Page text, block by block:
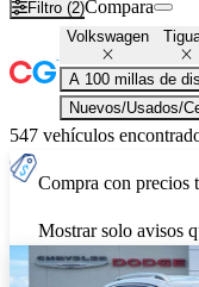
Filtro (2)Compara
Volkswagen
A 100 millas de
Nuevos/Usados/
547 vehículos
Compra con precios
Mostrar solo avisos